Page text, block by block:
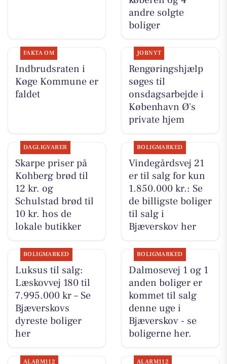
andre solgte
boliger
FAKTA OM
Indbrudsraten i
Køge Kommune er
faldet
JOBNYT
Rengøringshjælp
søges til
onsdagsarbejde i
København Ø's
private hjem
DAGLIGVARER
Skarpe priser på
Kohberg brød til
12 kr. og
Schulstad brød til
10 kr. hos de
lokale butikker
BOLIGMARKED
Vindegårdsvej 21
er til salg for kun
1.850.000 kr.: Se
de billigste boliger
til salg i
Bjæverskov her
BOLIGMARKED
Luksus til salg:
Læskovvej 180 til
7.995.000 kr – Se
Bjæverskovs
dyreste boliger
her
BOLIGMARKED
Dalmosevej 1 og 1
anden boliger er
kommet til salg
denne uge i
Bjæverskov - se
boligerne her.
ALARM112 ALARM112